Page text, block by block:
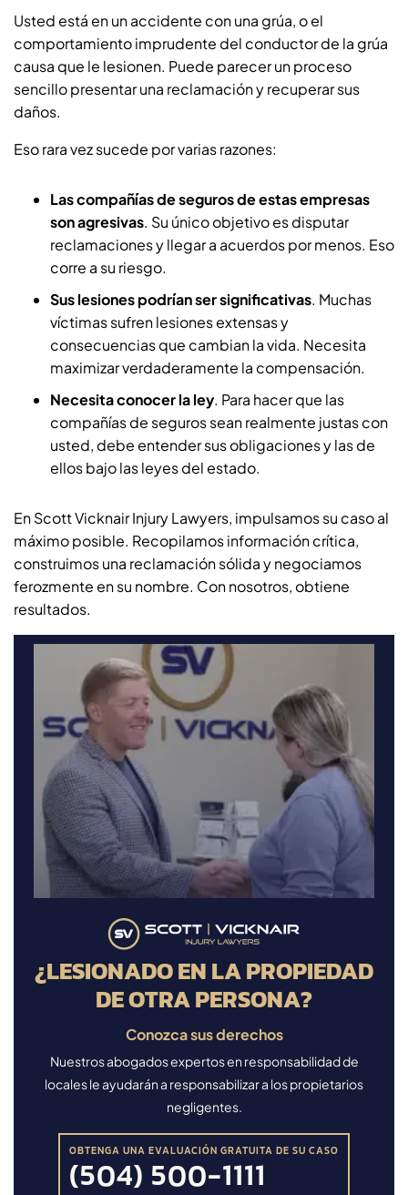
Usted está en un accidente con una grúa, o el
comportamiento imprudente del conductor de la grúa
causa que le lesionen. Puede parecer un proceso
sencillo presentar una reclamación y recuperar sus
daños.
Eso rara vez sucede por varias razones:
Las compañías de seguros de estas empresas
son agresivas. Su único objetivo es disputar
reclamaciones y llegar a acuerdos por menos. Eso
corre a su riesgo.
Sus lesiones podrían ser significativas. Muchas
víctimas sufren lesiones extensas y
consecuencias que cambian la vida. Necesita
maximizar verdaderamente la compensación.
Necesita conocer la ley. Para hacer que las
compañías de seguros sean realmente justas con
usted, debe entender sus obligaciones y las de
ellos bajo las leyes del estado.
En Scott Vicknair Injury Lawyers, impulsamos su caso al
máximo posible. Recopilamos información crítica,
construimos una reclamación sólida y negociamos
ferozmente en su nombre. Con nosotros, obtiene
resultados.
¿LESIONADO EN LA PROPIEDAD
DE OTRA PERSONA?
Conozca sus derechos
Nuestros abogados expertos en responsabilidad de
locales le ayudarán a responsabilizar a los propietarios
negligentes.
OBTENGA UNA EVALUACIÓN GRATUITA DE SU CASO
(504) 500-1111